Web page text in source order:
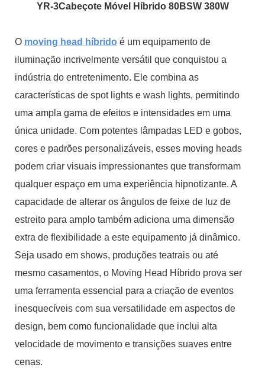
YR-3Cabeçote Móvel Híbrido 80BSW 380W
O moving head híbrido é um equipamento de
iluminação incrivelmente versátil que conquistou a
indústria do entretenimento. Ele combina as
características de spot lights e wash lights, permitindo
uma ampla gama de efeitos e intensidades em uma
única unidade. Com potentes lâmpadas LED e gobos,
cores e padrões personalizáveis, esses moving heads
podem criar visuais impressionantes que transformam
qualquer espaço em uma experiência hipnotizante. A
capacidade de alterar os ângulos de feixe de luz de
estreito para amplo também adiciona uma dimensão
extra de flexibilidade a este equipamento já dinâmico.
Seja usado em shows, produções teatrais ou até
mesmo casamentos, o Moving Head Híbrido prova ser
uma ferramenta essencial para a criação de eventos
inesquecíveis com sua versatilidade em aspectos de
design, bem como funcionalidade que inclui alta
velocidade de movimento e transições suaves entre
cenas.